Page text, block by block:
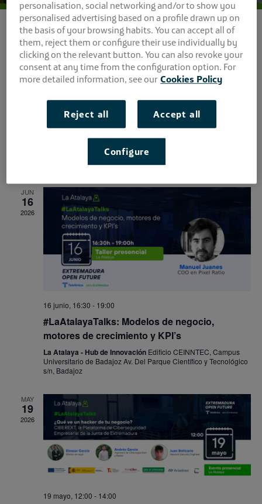
No hay eventos programados.
vistas
No hay eventos programados.
Últimos Eventos Pasados
JUN
16
2026
16 junio, 16:30 - 19:00
#LaAtalayaTalks: Modelos de negocio,
motores de crecimiento y KPI’s
La Atalaya - Hub de Innovación Edificio CEINNTEC, Campus
Universitario de Badajoz Av. Del Parque Científico y Tecnológico
s/n, Badajoz
MAY
19
2026
19 mayo, 12:00 - 14:00
personalisation, social networking and/or to show you
personalised advertising based on a profile drawn up on
the basis of your browsing habits. You can accept all of
them, reject them or configure their use individually by
clicking on the relevant button. You can also revoke your
consent at any time from the configuration option. For
more detailed information, see our Cookies Policy
Reject all Accept all
Configure